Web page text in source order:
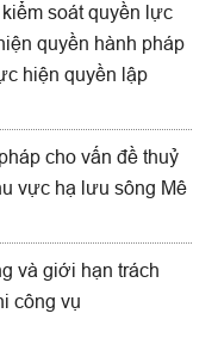
soát quyền lực
quyền hành pháp
hiện quyền lập
cho vấn đề thuỷ
vực hạ lưu sông Mê
và giới hạn trách
công vụ